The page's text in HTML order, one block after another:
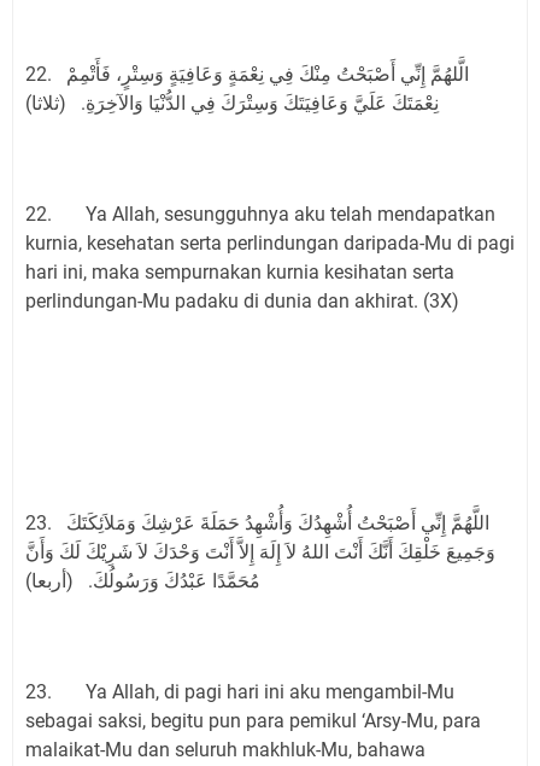
22. الَّلهُمَّ إِنِّي أَصْبَحْتُ مِنْكَ فِي نِعْمَةٍ وَعَافِيَةٍ وَسِتْرٍ، فَأَتْمِمْ
نِعْمَتَكَ عَلَيَّ وَعَافِيَتَكَ وَسِتْرَكَ فِي الدُّنْيَا وَالآخِرَةِ. (ثلاثا)
22. Ya Allah, sesungguhnya aku telah mendapatkan
kurnia, kesehatan serta perlindungan daripada-Mu di pagi
hari ini, maka sempurnakan kurnia kesihatan serta
perlindungan-Mu padaku di dunia dan akhirat. (3X)
23. اللَّهُمَّ إِنِّي أَصْبَحْتُ أُشْهِدُكَ وَأُشْهِدُ حَمَلَةَ عَرْشِكَ وَمَلاَئِكَتَكَ
وَجَمِيعَ خَلْقِكَ أَنَّكَ أَنْتَ اللهُ لاَ إِلَهَ إِلاَّ أَنْتَ وَحْدَكَ لاَ شَرِيْكَ لَكَ وَأَنَّ
مُحَمَّدًا عَبْدُكَ وَرَسُولُكَ. (أربعا)
23. Ya Allah, di pagi hari ini aku mengambil-Mu
sebagai saksi, begitu pun para pemikul ‘Arsy-Mu, para
malaikat-Mu dan seluruh makhluk-Mu, bahawa